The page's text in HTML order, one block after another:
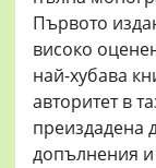
Първото
високо
най-хубава
авторитет в
преиздадена
допълнения